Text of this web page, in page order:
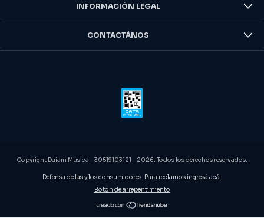
INFORMACIÓN LEGAL
CONTACTÁNOS
Copyright Daiam Musica - 30519103121 - 2026. Todos los derechos reservados.
Defensa de las y los consumidores. Para reclamosingresá acá.
Botón de arrepentimiento